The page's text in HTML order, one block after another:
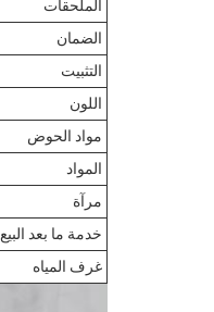
الملحقات
الضمان
التثبيت
اللون
مواد الحوض
المواد
مرآة
خدمة ما بعد البيع
غرف المياه